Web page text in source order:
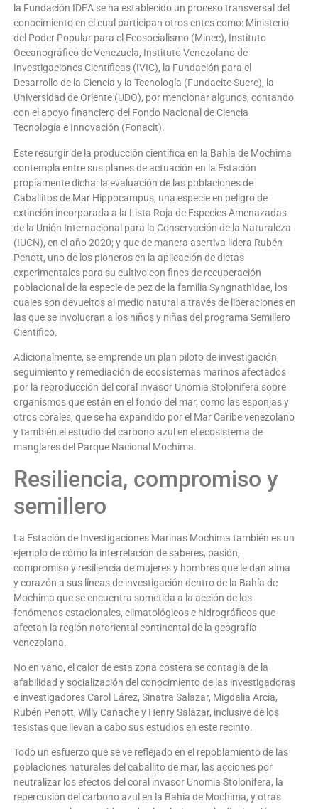
la Fundación IDEA se ha establecido un proceso transversal del
conocimiento en el cual participan otros entes como: Ministerio
del Poder Popular para el Ecosocialismo (Minec), Instituto
Oceanográfico de Venezuela, Instituto Venezolano de
Investigaciones Científicas (IVIC), la Fundación para el
Desarrollo de la Ciencia y la Tecnología (Fundacite Sucre), la
Universidad de Oriente (UDO), por mencionar algunos, contando
con el apoyo financiero del Fondo Nacional de Ciencia
Tecnología e Innovación (Fonacit).
Este resurgir de la producción científica en la Bahía de Mochima
contempla entre sus planes de actuación en la Estación
propiamente dicha: la evaluación de las poblaciones de
Caballitos de Mar Hippocampus, una especie en peligro de
extinción incorporada a la Lista Roja de Especies Amenazadas
de la Unión Internacional para la Conservación de la Naturaleza
(IUCN), en el año 2020; y que de manera asertiva lidera Rubén
Penott, uno de los pioneros en la aplicación de dietas
experimentales para su cultivo con fines de recuperación
poblacional de la especie de pez de la familia Syngnathidae, los
cuales son devueltos al medio natural a través de liberaciones en
las que se involucran a los niños y niñas del programa Semillero
Científico.
Adicionalmente, se emprende un plan piloto de investigación,
seguimiento y remediación de ecosistemas marinos afectados
por la reproducción del coral invasor Unomia Stolonifera sobre
organismos que están en el fondo del mar, como las esponjas y
otros corales, que se ha expandido por el Mar Caribe venezolano
y también el estudio del carbono azul en el ecosistema de
manglares del Parque Nacional Mochima.
Resiliencia, compromiso y
semillero
La Estación de Investigaciones Marinas Mochima también es un
ejemplo de cómo la interrelación de saberes, pasión,
compromiso y resiliencia de mujeres y hombres que le dan alma
y corazón a sus líneas de investigación dentro de la Bahía de
Mochima que se encuentra sometida a la acción de los
fenómenos estacionales, climatológicos e hidrográficos que
afectan la región nororiental continental de la geografía
venezolana.
No en vano, el calor de esta zona costera se contagia de la
afabilidad y socialización del conocimiento de las investigadoras
e investigadores Carol Lárez, Sinatra Salazar, Migdalia Arcia,
Rubén Penott, Willy Canache y Henry Salazar, inclusive de los
tesistas que llevan a cabo sus estudios en este recinto.
Todo un esfuerzo que se ve reflejado en el repoblamiento de las
poblaciones naturales del caballito de mar, las acciones por
neutralizar los efectos del coral invasor Unomia Stolonifera, la
repercusión del carbono azul en la Bahía de Mochima, y otras